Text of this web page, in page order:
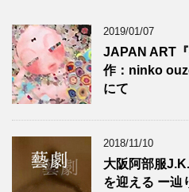
2019/01/07
JAPAN ART
作：ninko
にて
2018/11/10
大阪阿部服
を迎える ー辿